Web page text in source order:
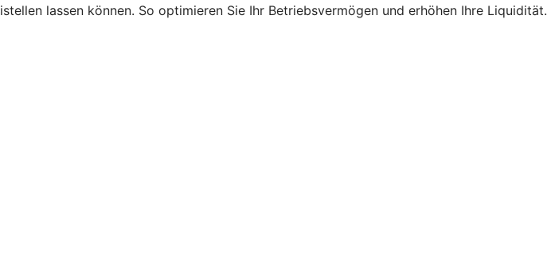
lassen können. So optimieren Sie Ihr Betriebsvermögen und erhöhen Ihre Liquidität.